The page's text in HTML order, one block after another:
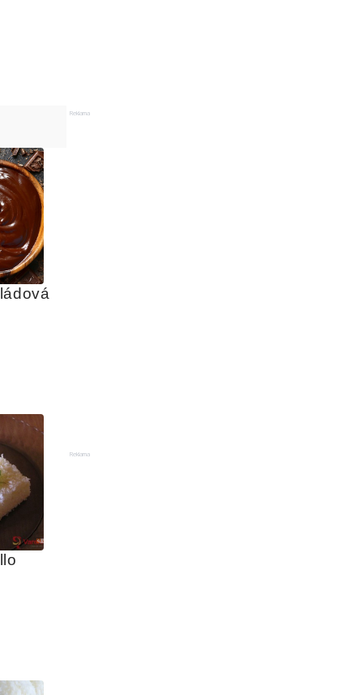
Reklama
Reklama